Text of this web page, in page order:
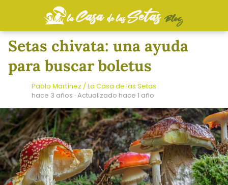
Setas chivata: una ayuda
para buscar boletus
Pablo Martínez / La Casa de las Setas
hace 3 años · Actualizado hace 1 año